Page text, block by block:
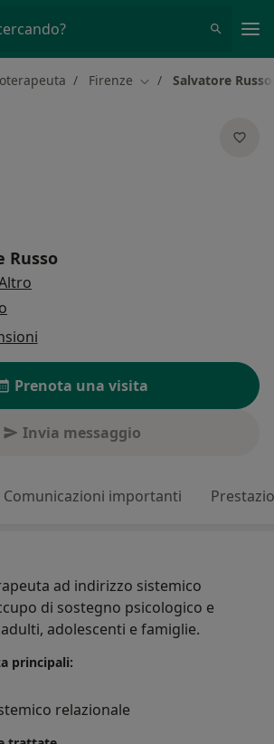
Firenze Cambia città
Salvatore Russo
Russo
Prenota una visita
Invia messaggio
Comunicazioni importanti
di sostegno psicologico e
adolescenti e famiglie.
principali:
relazionale